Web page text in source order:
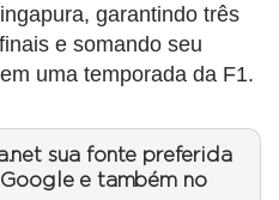
garantindo três
e somando seu
uma temporada da F1.
sua fonte preferida
e também no